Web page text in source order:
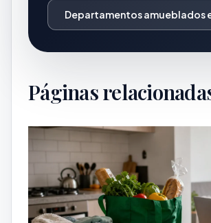
Departamentos amueblados
Páginas